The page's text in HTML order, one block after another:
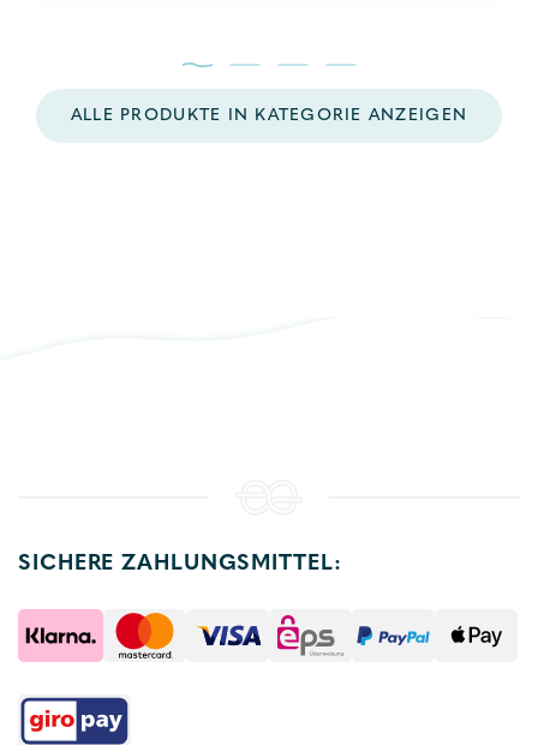
ALLE PRODUKTE IN KATEGORIE ANZEIGEN
SICHERE ZAHLUNGSMITTEL: